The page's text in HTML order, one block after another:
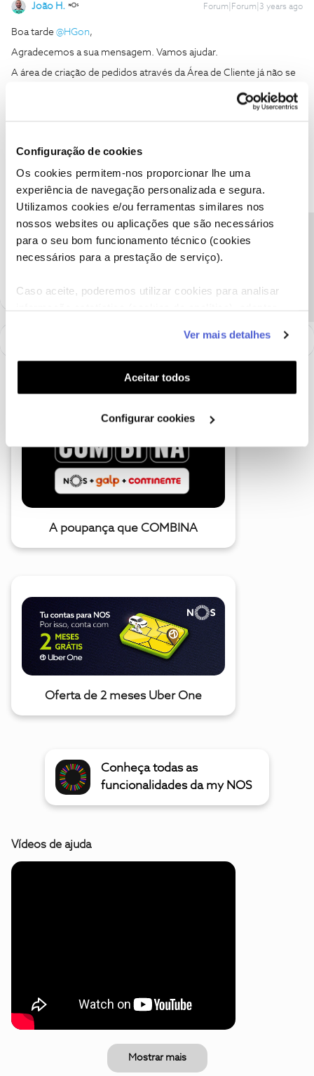
Configuração de cookies
Os cookies permitem-nos proporcionar lhe uma
experiência de navegação personalizada e segura.
Utilizamos cookies e/ou ferramentas similares nos
nossos websites ou aplicações que são necessários
para o seu bom funcionamento técnico (cookies
necessários para a prestação de serviço).
Caso aceite, poderemos utilizar cookies para analisar
funcionalidades (cookies de personalização e
funcionalidade) e adaptar anúncios aos seus interesses
(cookies de publicidade personalizada). Pode gerir a
utilização dos cookies clicando em "Configurar
Ver mais detalhes
Aceitar todos
Configurar cookies
João H. Forum|Forum|3 years ago
Boa tarde @HGon,
Agradecemos a sua mensagem. Vamos ajudar.
A área de criação de pedidos através da Área de Cliente já não se
Estamos sempre disponíveis para ajudar aqui, no Fórum NOS.
móvel.
Obrigado
Ajude a comunidade a encontrar informação relevante. Marque
como "Melhor Resposta" e faça "Like" nos melhores comentários.
sempre a par das ultimas novidades.
A poupança que COMBINA
Oferta de 2 meses Uber One
Conheça todas as
funcionalidades da my NOS
Vídeos de ajuda
Mostrar mais